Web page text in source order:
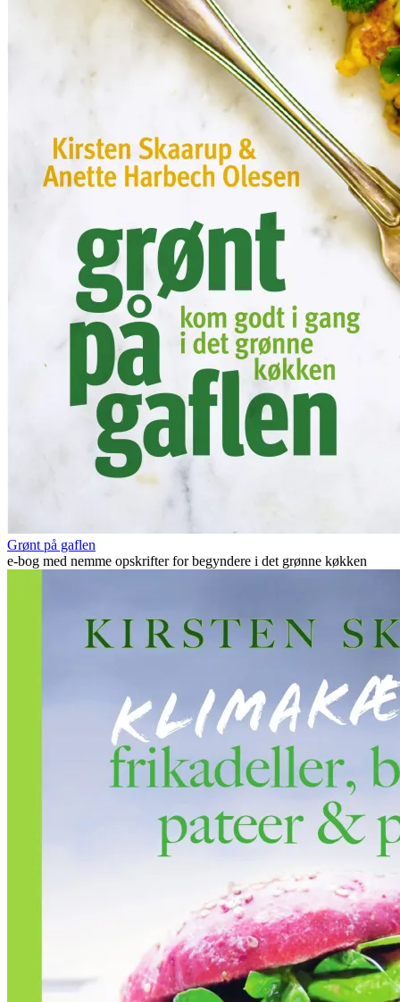
Grønt på gaflen
e-bog med nemme opskrifter for begyndere i det grønne køkken